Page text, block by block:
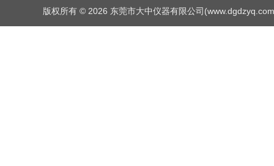
版权所有 © 2026 东莞市大中仪器有限公司